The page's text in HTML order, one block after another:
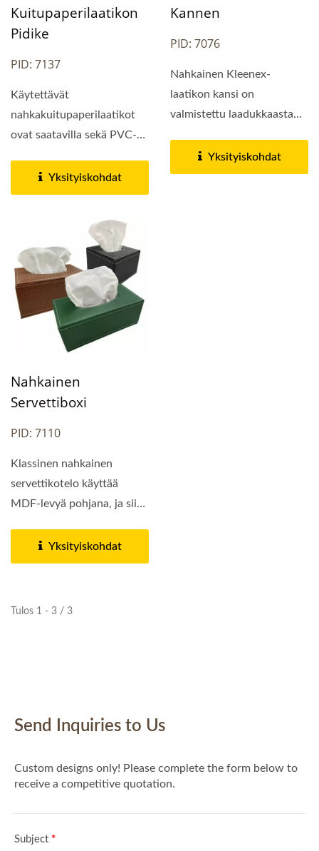
Kuitupaperilaatikon
Pidike
PID: 7137
Käytettävät
nahkakuitupaperilaatikot
ovat saatavilla sekä PVC-
Yksityiskohdat
Kannen
PID: 7076
Nahkainen Kleenex-
laatikon kansi on
valmistettu laadukkaasta
Älykkäästi...Yksityiskohdat
Nahkainen
Servettiboxi
PID: 7110
Klassinen nahkainen
servettikotelo käyttää
MDF-levyä pohjana, ja siinä
nahkaulkopinta....
Yksityiskohdat
Tulos 1 - 3 / 3